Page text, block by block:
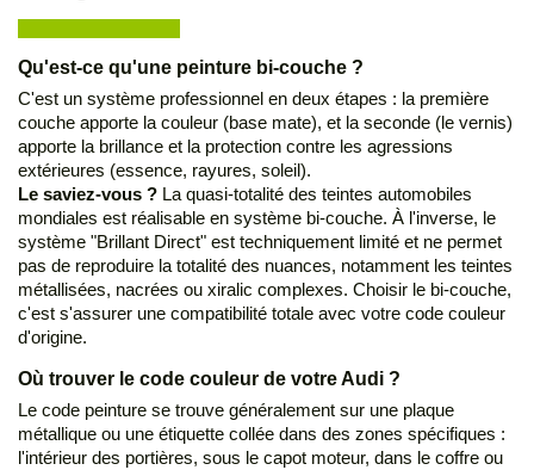
Qu'est-ce qu'une peinture bi-couche ?
C'est un système professionnel en deux étapes : la première
couche apporte la couleur (base mate), et la seconde (le vernis)
apporte la brillance et la protection contre les agressions
extérieures (essence, rayures, soleil).
Le saviez-vous ? La quasi-totalité des teintes automobiles
mondiales est réalisable en système bi-couche. À l'inverse, le
système "Brillant Direct" est techniquement limité et ne permet
pas de reproduire la totalité des nuances, notamment les teintes
métallisées, nacrées ou xiralic complexes. Choisir le bi-couche,
c'est s'assurer une compatibilité totale avec votre code couleur
d'origine.
Où trouver le code couleur de votre Audi ?
Le code peinture se trouve généralement sur une plaque
métallique ou une étiquette collée dans des zones spécifiques :
l'intérieur des portières, sous le capot moteur, dans le coffre ou